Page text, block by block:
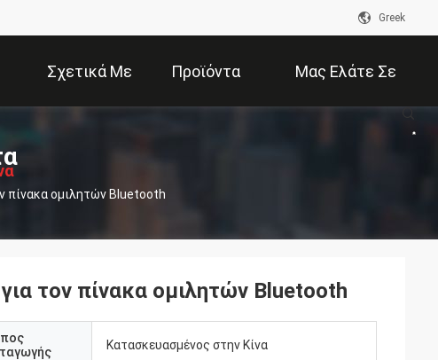
Greek
Σχετικά Με Προϊόντα Μας Ελάτε Σε
Επαφή Με
πίνακα ομιλητών Bluetooth
τον πίνακα ομιλητών Bluetooth
Κατασκευασμένος στην Κίνα